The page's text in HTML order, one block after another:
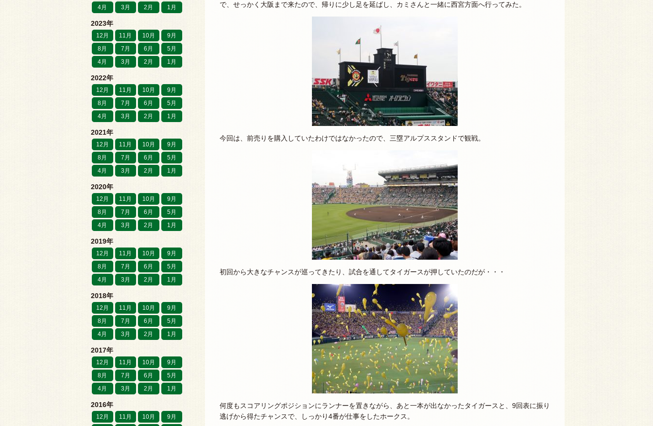
で、せっかく大阪まで来たので、帰りに少し足を延ばし、カミさんと一緒に西宮方面へ行ってみた。
今回は、前売りを購入していたわけではなかったので、三塁アルプススタンドで観戦。
初回から大きなチャンスが巡ってきたり、試合を通してタイガースが押していたのだが・・・
何度もスコアリングポジションにランナーを置きながら、あと一本が出なかったタイガースと、9回表に振り
逃げから得たチャンスで、しっかり4番が仕事をしたホークス。
4月
3月 2月 1月
2023年
12月 11月 10月
9月
8月
7月 6月
5月
4月
3月 2月 1月
2022年
12月 11月 10月
9月
8月
7月 6月
5月
4月
3月 2月 1月
2021年
12月 11月 10月
9月
8月
7月 6月
5月
4月
3月 2月 1月
2020年
12月 11月 10月
9月
8月
7月 6月
5月
4月
3月 2月 1月
2019年
12月 11月 10月
9月
8月
7月 6月
5月
4月
3月 2月 1月
2018年
12月 11月 10月
9月
8月
7月 6月
5月
4月
3月 2月 1月
2017年
12月 11月 10月
9月
8月
7月 6月
5月
4月
3月 2月 1月
2016年
12月 11月 10月
9月